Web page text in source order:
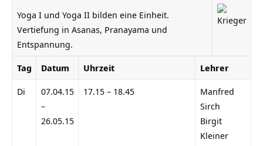
Yoga I und Yoga II bilden eine Einheit.
Vertiefung in Asanas, Pranayama und
Entspannung.
Tag
Datum Uhrzeit
Lehrer
Di
07.04.15
–
26.05.15
17.15 – 18.45
Manfred
Sirch
Birgit
Kleiner